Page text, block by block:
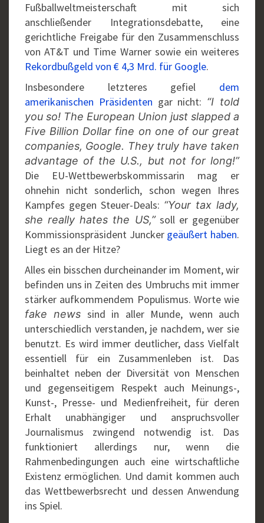
Fußballweltmeisterschaft mit sich
anschließender Integrationsdebatte, eine
gerichtliche Freigabe für den Zusammenschluss
von AT&T und Time Warner sowie ein weiteres
Rekordbußgeld von € 4,3 Mrd. für Google.
Insbesondere letzteres gefiel dem
amerikanischen Präsidenten gar nicht: “I told
you so! The European Union just slapped a
Five Billion Dollar fine on one of our great
companies, Google. They truly have taken
advantage of the U.S., but not for long!”
Die EU-Wettbewerbskommissarin mag er
ohnehin nicht sonderlich, schon wegen Ihres
Kampfes gegen Steuer-Deals: “Your tax lady,
she really hates the US,”soll er gegenüber
Kommissionspräsident Juncker geäußert haben.
Liegt es an der Hitze?
Alles ein bisschen durcheinander im Moment, wir
befinden uns in Zeiten des Umbruchs mit immer
stärker aufkommendem Populismus. Worte wie
fake news sind in aller Munde, wenn auch
unterschiedlich verstanden, je nachdem, wer sie
benutzt. Es wird immer deutlicher, dass Vielfalt
essentiell für ein Zusammenleben ist. Das
beinhaltet neben der Diversität von Menschen
und gegenseitigem Respekt auch Meinungs-,
Kunst-, Presse- und Medienfreiheit, für deren
Erhalt unabhängiger und anspruchsvoller
Journalismus zwingend notwendig ist. Das
funktioniert allerdings nur, wenn die
Rahmenbedingungen auch eine wirtschaftliche
Existenz ermöglichen. Und damit kommen auch
das Wettbewerbsrecht und dessen Anwendung
ins Spiel.